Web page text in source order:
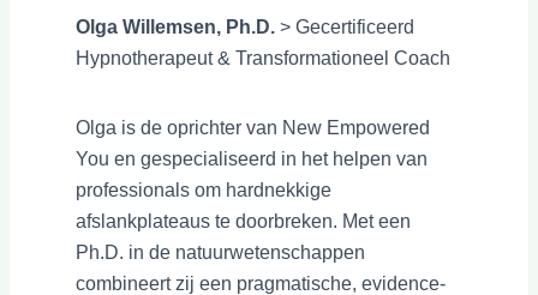
Olga Willemsen, Ph.D.> Gecertificeerd
Hypnotherapeut & Transformationeel Coach
Olga is de oprichter van New Empowered
You en gespecialiseerd in het helpen van
professionals om hardnekkige
afslankplateaus te doorbreken. Met een
Ph.D. in de natuurwetenschappen
combineert zij een pragmatische, evidence-